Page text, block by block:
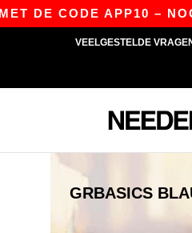
CODE APP10 – NOG
VEELGESTELDE
GRBASICS